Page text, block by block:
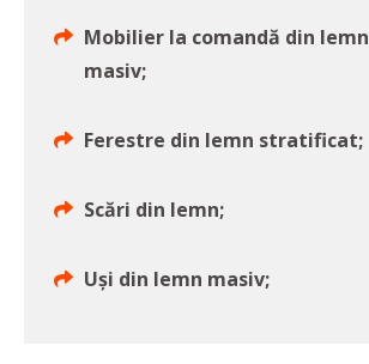
Mobilier la comandă din lemn
masiv;
Ferestre din lemn stratificat;
Scări din lemn;
Uşi din lemn masiv;